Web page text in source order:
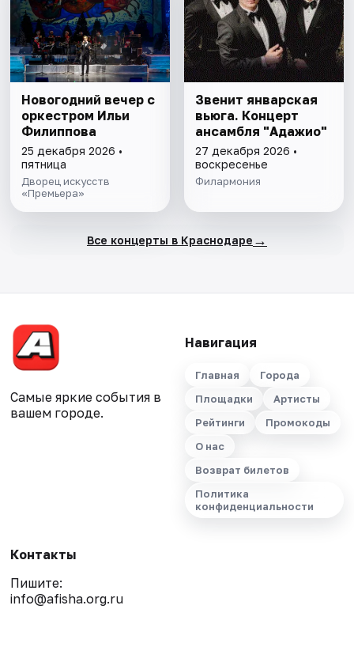
Новогодний вечер с
оркестром Ильи
Филиппова
25 декабря 2026 •
пятница
Дворец искусств
«Премьера»
Звенит январская
вьюга. Концерт
ансамбля "Адажио"
27 декабря 2026 •
воскресенье
Филармония
Все концерты в Краснодаре →
Самые яркие события в
вашем городе.
Навигация
Главная
Города
Площадки
Артисты
Рейтинги
Промокоды
О нас
Возврат билетов
Политика
конфиденциальности
Контакты
Пишите:
info@afisha.org.ru